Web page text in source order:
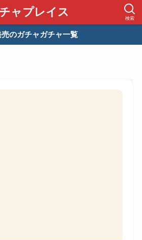
ャプレイス 検索
のガチャガチャ一覧